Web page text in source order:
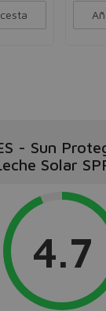
- Sun
Solar
4.7